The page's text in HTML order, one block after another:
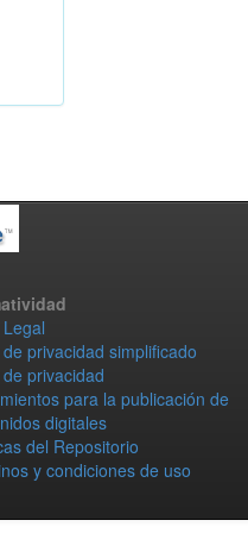
privacidad simplificado
privacidad
para la publicación de
digitales
del Repositorio
y condiciones de uso